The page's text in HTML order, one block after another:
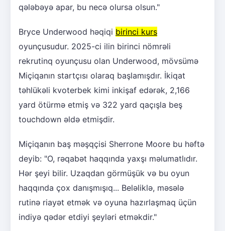
qələbəyə apar, bu necə olursa olsun."
Bryce Underwood həqiqi birinci kurs
oyunçusudur. 2025-ci ilin birinci nömrəli
rekrutinq oyunçusu olan Underwood, mövsümə
Miçiqanın startçısı olaraq başlamışdır. İkiqat
təhlükəli kvoterbek kimi inkişaf edərək, 2,166
yard ötürmə etmiş və 322 yard qaçışla beş
touchdown əldə etmişdir.
Miçiqanın baş məşqçisi Sherrone Moore bu həftə
deyib: "O, rəqabət haqqında yaxşı məlumatlıdır.
Hər şeyi bilir. Uzaqdan görmüşük və bu oyun
haqqında çox danışmışıq... Beləliklə, məsələ
rutinə riayət etmək və oyuna hazırlaşmaq üçün
indiyə qədər etdiyi şeyləri etməkdir."